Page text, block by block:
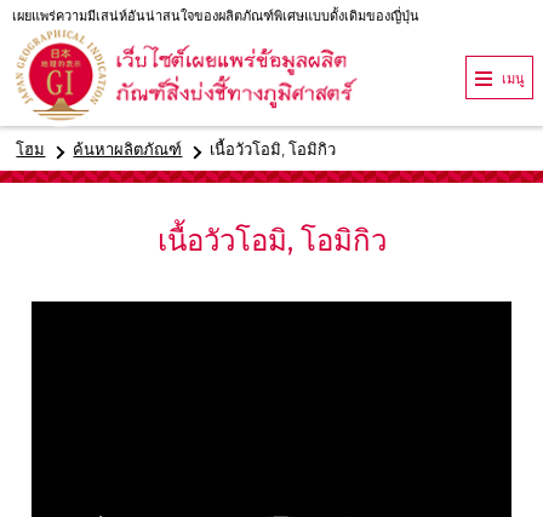
โฮม ค้นหาผลิตภัณฑ์ เนื้อวัวโอมิ, โอมิกิว
เนื้อวัวโอมิ, โอมิกิว
เผยแพร่ความมีเสน่ห์อันน่าสนใจของผลิตภัณฑ์พิเศษแบบดั้งเดิมของญี่ปุ่น
เมนู